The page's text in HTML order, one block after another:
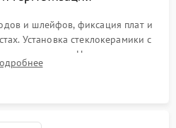
и шлейфов, фиксация плат и
Установка стеклокерамики с
зазоров. Нанесение
или укладка уплотнительной